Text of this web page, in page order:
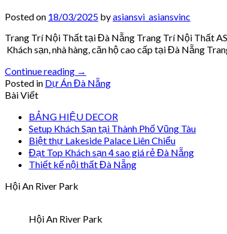
Posted on 18/03/2025 byasiansvi_asiansvinc
Trang Trí Nội Thất tại Đà Nẵng Trang Trí Nội Thất
Khách sạn, nhà hàng, căn hộ cao cấp tại Đà Nẵng
Continue reading →
Posted in Dự Án Đà Nẵng
Bài Viết
BẢNG HIỆU DECOR
Setup Khách Sạn tại Thành Phố Vũng Tàu
Biệt thự Lakeside Palace Liên Chiểu
Đạt Top Khách sạn 4 sao giá rẻ Đà Nẵng
Thiết kế nội thất Đà Nẵng
Hội An River Park
Hội An River Park